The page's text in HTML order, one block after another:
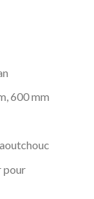
600 mm
pour